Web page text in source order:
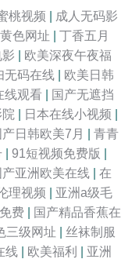
桃视频
成人无码影
色网址
丁香五月
欧美深夜午夜福
无码在线
欧美日韩
线观看
国产无遮挡
日本在线小视频
产日韩欧美7月
青青
91短视频免费版
产亚洲欧美在线
在
理视频
亚洲a级毛
费
国产精品香蕉在
三级网址
丝袜制服
线 欧美福利
亚洲